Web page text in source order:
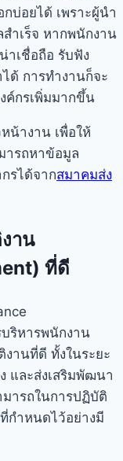
บ่อยได้ เพราะผู้นำ
ำเร็จ หากพนักงาน
เชื่อถือ รับฟัง
ด้ การทำงานก็จะ
ค์กรเพิ่มมากขึ้น
น้างาน เพื่อให้
ารถหาข้อมูล
รได้จากสมาคมส่ง
าน
ที่ดี
ริหารพนักงาน
านที่ดี ทั้งในระยะ
และส่งเสริมพัฒนา
ารถในการปฏิบัติ
กำหนดไว้อย่างมี